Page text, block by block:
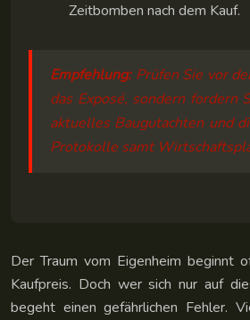
Zeitbomben nach dem Kauf.
Empfehlung:Prüfen Sie vor
das Exposé, sondern fordern
aktuelles Baugutachten und
Protokolle samt
Der Traum vom Eigenheim beginnt
Kaufpreis. Doch wer sich nur auf
begeht einen gefährlichen Fehler.